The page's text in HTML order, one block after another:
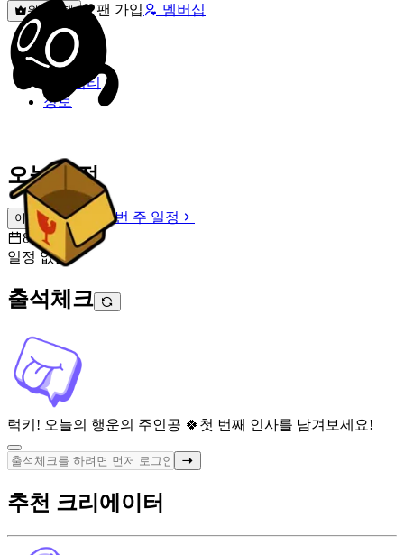
원픽선택 팬 가입 멤버십
밐타운
피드
커뮤니티
정보
오늘 일정
이번 주 일정
이번 주 일정
8월 6일 [목]
일정 없음
출석체크
럭키! 오늘의 행운의 주인공 🍀 첫 번째 인사를 남겨보세요!
추천 크리에이터